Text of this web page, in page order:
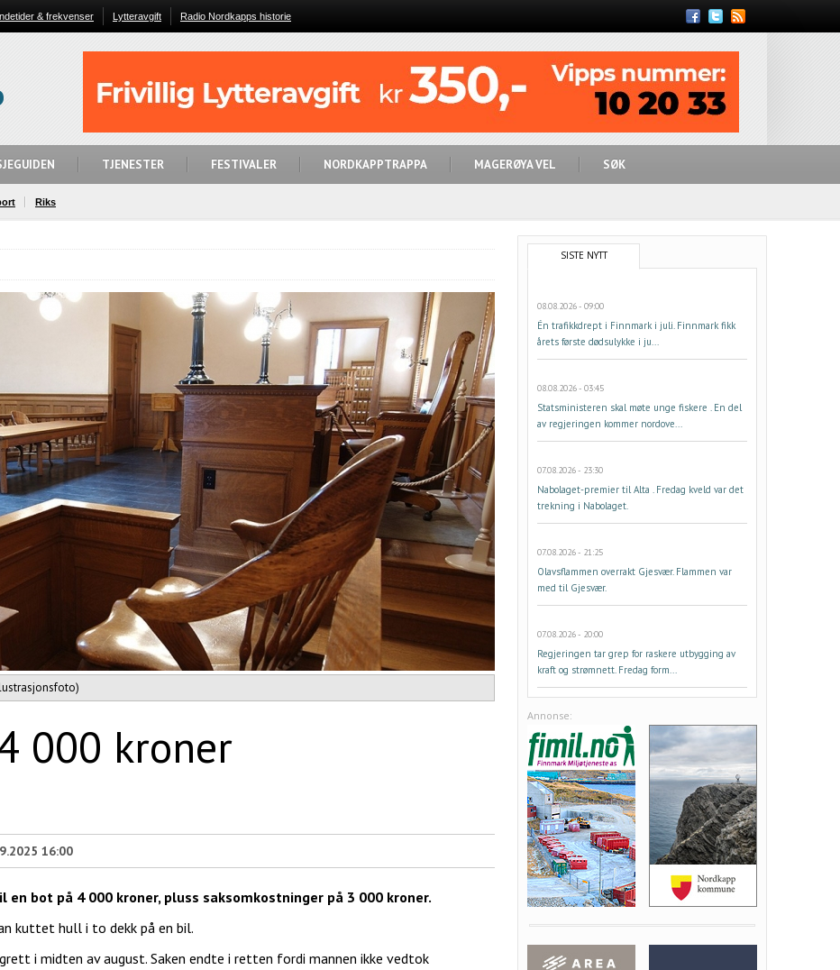
& frekvenser Lytteravgift
Radio Nordkapps historie
Feed
TJENESTER FESTIVALER NORDKAPPTRAPPA MAGERØYA VEL SØK
Riks
000 kroner
16:00
bot på 4 000 kroner, pluss saksomkostninger på 3 000 kroner.
kuttet hull i to dekk på en bil.
i midten av august. Saken endte i retten fordi mannen ikke vedtok
SISTE NYTT
08.08.2026 - 09:00
Én trafikkdrept i Finnmark i juli. Finnmark fikk
årets første dødsulykke i ju...
08.08.2026 - 03:45
Statsministeren skal møte unge fiskere . En del
av regjeringen kommer nordove...
07.08.2026 - 23:30
Nabolaget-premier til Alta . Fredag kveld var det
trekning i Nabolaget.
07.08.2026 - 21:25
Olavsflammen overrakt Gjesvær. Flammen var
med til Gjesvær.
07.08.2026 - 20:00
Regjeringen tar grep for raskere utbygging av
kraft og strømnett. Fredag form...
Annonse: